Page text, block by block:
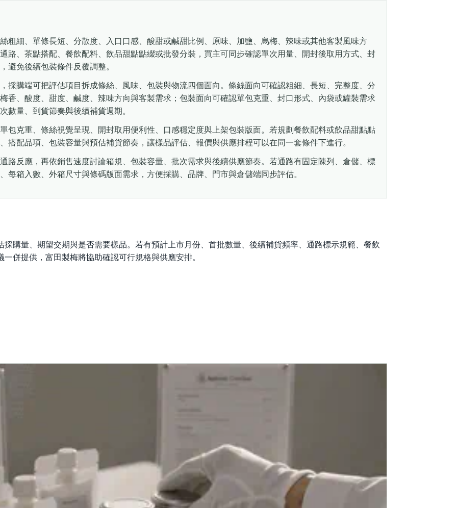
粗細、單條長短、分散度、入口口感、酸甜或鹹甜比例、原味、加鹽、烏梅、辣味或其他客製風味方
路、茶點搭配、餐飲配料、飲品甜點點綴或批發分裝，買主可同步確認單次用量、開封後取用方式、封
避免後續包裝條件反覆調整。
採購端可把評估項目拆成條絲、風味、包裝與物流四個面向。條絲面向可確認粗細、長短、完整度、分
香、酸度、甜度、鹹度、辣味方向與客製需求；包裝面向可確認單包克重、封口形式、內袋或罐裝需求
數量、到貨節奏與後續補貨週期。
包克重、條絲視覺呈現、開封取用便利性、口感穩定度與上架包裝版面。若規劃餐飲配料或飲品甜點點
搭配品項、包裝容量與預估補貨節奏，讓樣品評估、報價與供應排程可以在同一套條件下進行。
路反應，再依銷售速度討論箱規、包裝容量、批次需求與後續供應節奏。若通路有固定陳列、倉儲、標
每箱入數、外箱尺寸與條碼版面需求，方便採購、品牌、門市與倉儲端同步評估。
購量、期望交期與是否需要樣品。若有預計上市月份、首批數量、後續補貨頻率、通路標示規範、餐飲
併提供，富田製梅將協助確認可行規格與供應安排。